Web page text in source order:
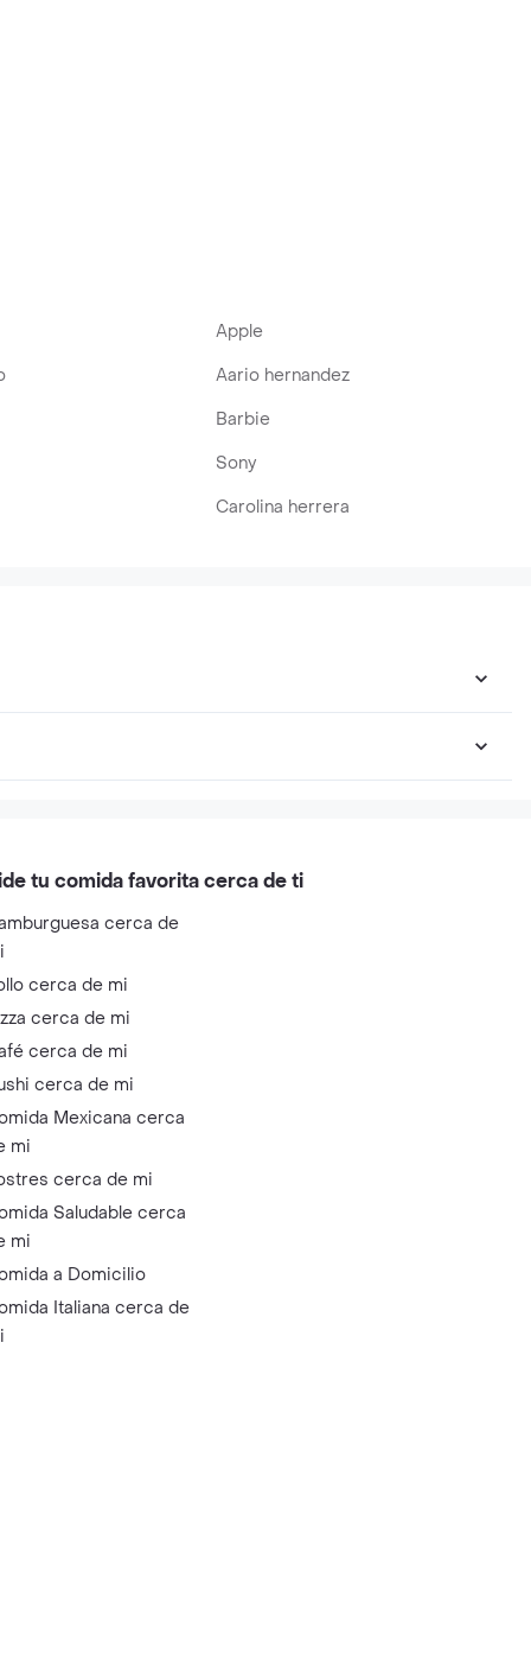
Apple
Aario hernandez
Barbie
Sony
Carolina herrera
tu comida favorita cerca de ti
cerca de
cerca de mi
cerca de mi
cerca de mi
cerca de mi
Mexicana cerca
mi
cerca de mi
Saludable cerca
mi
a Domicilio
Italiana cerca de